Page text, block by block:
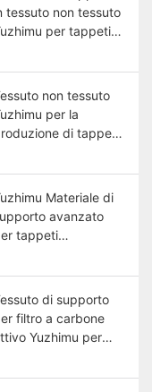
tessuto non tessuto
per tappetini
non tessuto
per la
di tappeti
delle
del
Materiale di
avanzato
tappeti
applicazioni su
sagomati.
di supporto
filtro a carbone
Yuzhimu per
alte prestazioni.